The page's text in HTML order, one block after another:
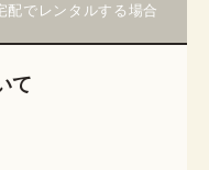
配でレンタルする場合
て